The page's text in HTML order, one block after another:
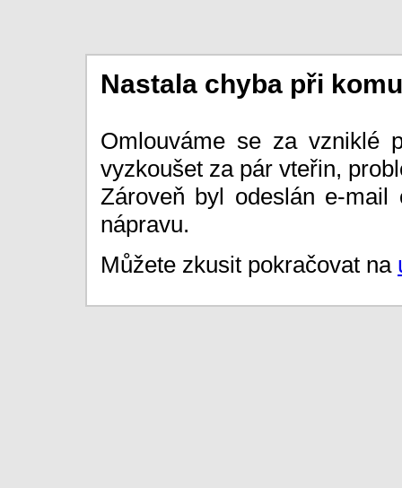
Nastala chyba při
Omlouváme se za vzniklé
vyzkoušet za pár vteřin,
Zároveň byl odeslán e-mail
nápravu.
Můžete zkusit pokračovat na